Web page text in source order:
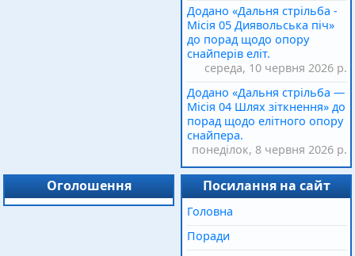
Додано «Дальня стрільба -
Місія 05 Диявольська піч»
до порад щодо опору
снайперів еліт.
середа, 10 червня 2026 р.
Додано «Дальня стрільба —
Місія 04 Шлях зіткнення» до
порад щодо елітного опору
снайпера.
понеділок, 8 червня 2026 р.
Оголошення Посилання на сайт
Головна
Поради